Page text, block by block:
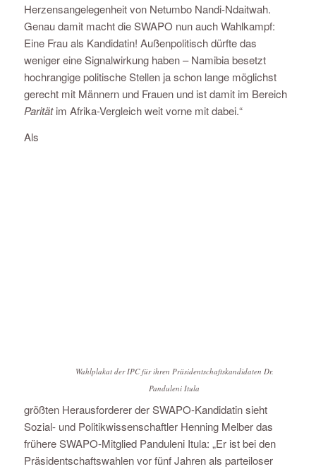
Herzensangelegenheit von Netumbo Nandi-Ndaitwah.
Genau damit macht die SWAPO nun auch Wahlkampf:
Eine Frau als Kandidatin! Außenpolitisch dürfte das
weniger eine Signalwirkung haben – Namibia besetzt
hochrangige politische Stellen ja schon lange möglichst
gerecht mit Männern und Frauen und ist damit im Bereich
Paritätim Afrika-Vergleich weit vorne mit dabei.“
Wahlplakat der IPC für ihren Präsidentschaftskandidaten Dr.
Panduleni Itula
Als
größten Herausforderer der SWAPO-Kandidatin sieht
Sozial- und Politikwissenschaftler Henning Melber das
frühere SWAPO-Mitglied Panduleni Itula: „Er ist bei den
Präsidentschaftswahlen vor fünf Jahren als parteiloser